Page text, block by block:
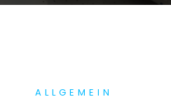
ALLGEMEIN